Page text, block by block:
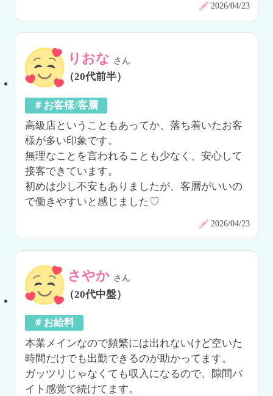
2026/04/23
りおな さん
（20代前半）
＃お客様/客層
高級店ということもあってか、落ち着いたお客
様が多い印象です。
無理なことを言われることも少なく、安心して
接客できています。
初めは少し不安もありましたが、客層がいいの
で働きやすいと感じました♡
2026/04/23
さやか さん
（20代中盤）
＃お給料
本業メインなので頻繁には出れないけど空いた
時間だけでも出勤できるのが助かってます。
ガッツリじゃなくても収入になるので、隙間バ
イト感覚で続けてます。